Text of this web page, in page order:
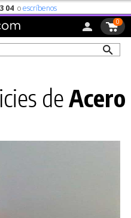
04 oescríbenos
0
deAcero